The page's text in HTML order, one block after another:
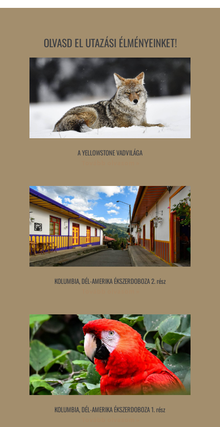
OLVASD EL UTAZÁSI ÉLMÉNYEINKET!
A YELLOWSTONE VADVILÁGA
KOLUMBIA, DÉL-AMERIKA ÉKSZERDOBOZA 2. rész
KOLUMBIA, DÉL-AMERIKA ÉKSZERDOBOZA 1. rész